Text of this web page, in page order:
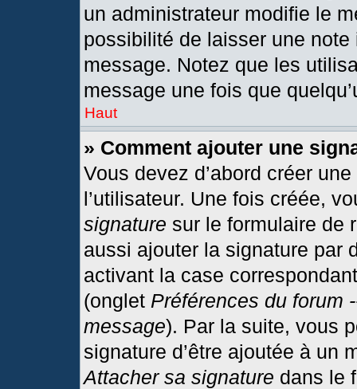
un administrateur modifie le
possibilité de laisser une
message. Notez que les
message une fois que
Haut
» Comment ajouter une
Vous devez d’abord créer
l’utilisateur. Une fois créée,
signature sur le formulaire de
aussi ajouter la signature par
activant la case
(onglet Préférences du forum
message). Par la suite, vous
signature d’être ajoutée à un
Attacher sa signature dans le